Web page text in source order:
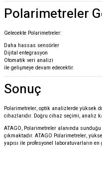
Polarimetreler
Gelecekte Polarimetreler:
Daha hassas sensörler
Dijital entegrasyon
Otomatik veri analizi
ile gelişmeye devam edecektir.
Sonuç
Polarimetreler, optik analizlerde yüksek
cihazlarıdır. Doğru cihaz seçimi, analiz
ATAGO, Polarimetreler alanında
çıkmaktadır. ATAGO Polarimetreler,
yapısı ile profesyonel laboratuvarların